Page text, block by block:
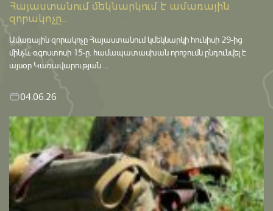
Հայաստանում մեկնարկում է ամառային
զորակոչը...
Ամառային զորակոչը Հայաստանում կմեկնարկի հունիսի 29-ից
մինչև օգոստոսի 15-ը․ համապատասխան որոշումն ընդունվել է
այսօր Կառավարության ...
04.06.26